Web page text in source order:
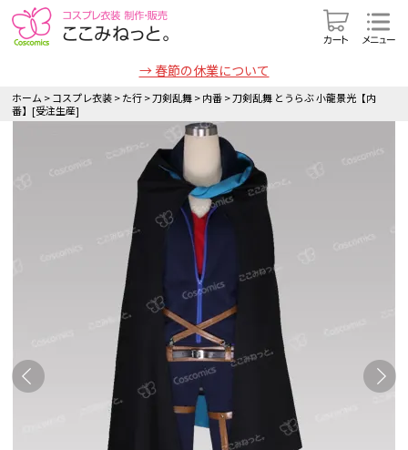
→ 春節の休業について
ホーム >コスプレ衣装>た行>刀剣乱舞>内番>刀剣乱舞 とうらぶ 小龍景光【内
番】[受注生産]